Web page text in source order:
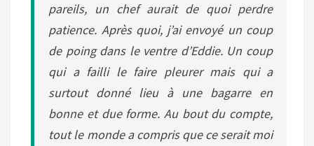
pareils, un chef aurait de quoi perdre
patience. Après quoi, j’ai envoyé un coup
de poing dans le ventre d’Eddie. Un coup
qui a failli le faire pleurer mais qui a
surtout donné lieu à une bagarre en
bonne et due forme. Au bout du compte,
tout le monde a compris que ce serait moi